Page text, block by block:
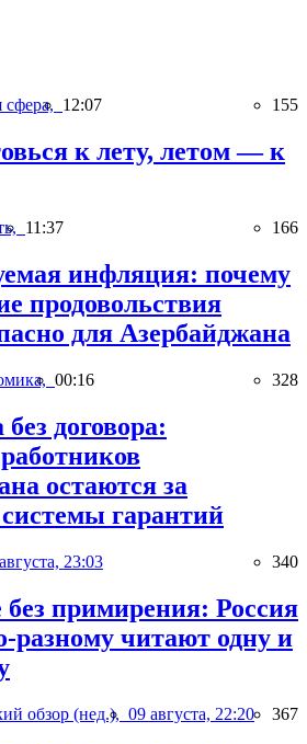
сфера, 12:07 155
к лету, летом — к
11:37 166
инфляция: почему
продовольствия
для Азербайджана
00:16 328
договора:
остаются за
гарантий
23:03 340
примирения: Россия
разному читают одну и
обзор (нед.), 09 августа, 22:20 367